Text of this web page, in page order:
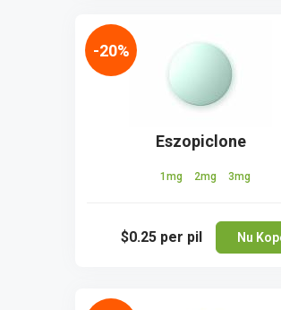
Eszopiclone
1mg 2mg 3mg
$0.25 per pil Nu
-20%